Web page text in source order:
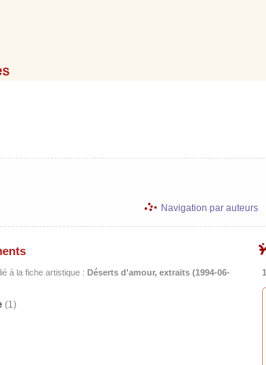
Navigation par auteurs
à la fiche artistique : Déserts d'amour, extraits (1994-06-
(1)
1